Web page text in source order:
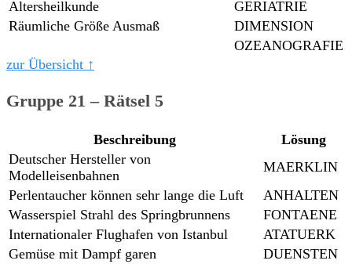
Altersheilkunde
GERIATRIE
Räumliche Größe Ausmaß
DIMENSION
OZEANOGRAFIE
zur Übersicht ↑
Gruppe 21 – Rätsel 5
Beschreibung
Lösung
Deutscher Hersteller von
Modelleisenbahnen
MAERKLIN
Perlentaucher können sehr lange die Luft
ANHALTEN
Wasserspiel Strahl des Springbrunnens
FONTAENE
Internationaler Flughafen von Istanbul
ATATUERK
Gemüse mit Dampf garen
DUENSTEN